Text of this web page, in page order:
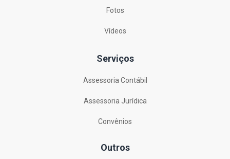
Fotos
Vídeos
Serviços
Assessoria Contábil
Assessoria Jurídica
Convênios
Outros